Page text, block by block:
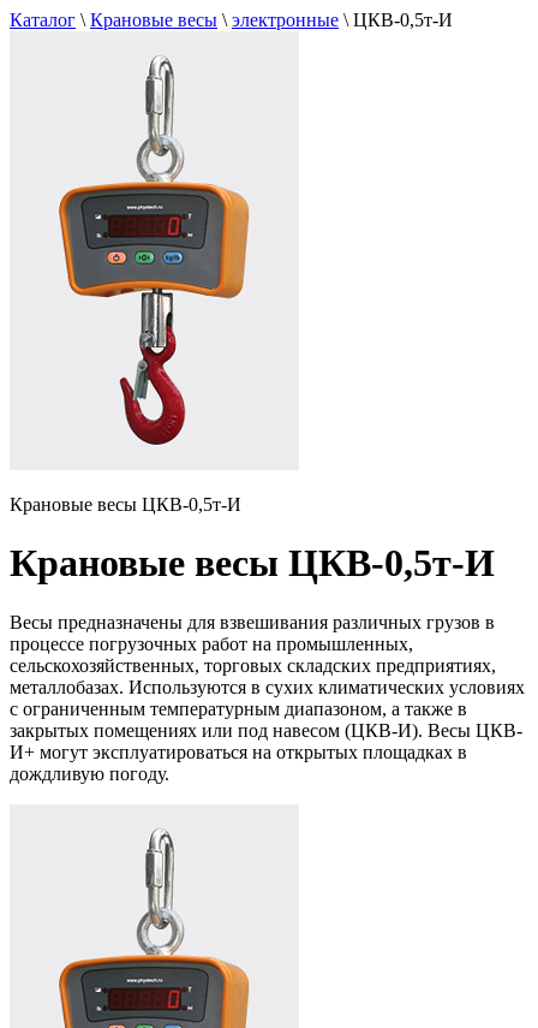
Каталог \ Крановые весы \ электронные \ ЦКВ-0,5т-И
Крановые весы ЦКВ-0,5т-И
Крановые весы ЦКВ-0,5т-И
Весы предназначены для взвешивания различных грузов в
процессе погрузочных работ на промышленных,
сельскохозяйственных, торговых складских предприятиях,
металлобазах. Используются в сухих климатических условиях
с ограниченным температурным диапазоном, а также в
закрытых помещениях или под навесом (ЦКВ-И). Весы ЦКВ-
И+ могут эксплуатироваться на открытых площадках в
дождливую погоду.